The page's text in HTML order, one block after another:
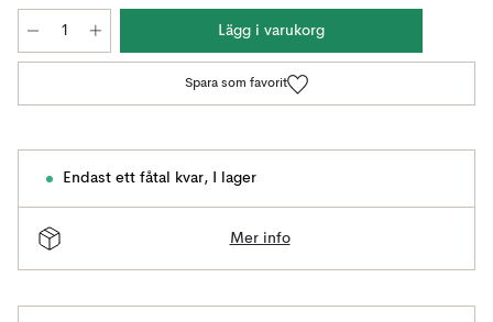
Lägg i varukorg
Spara som favorit
Endast ett fåtal kvar, I lager
Mer info